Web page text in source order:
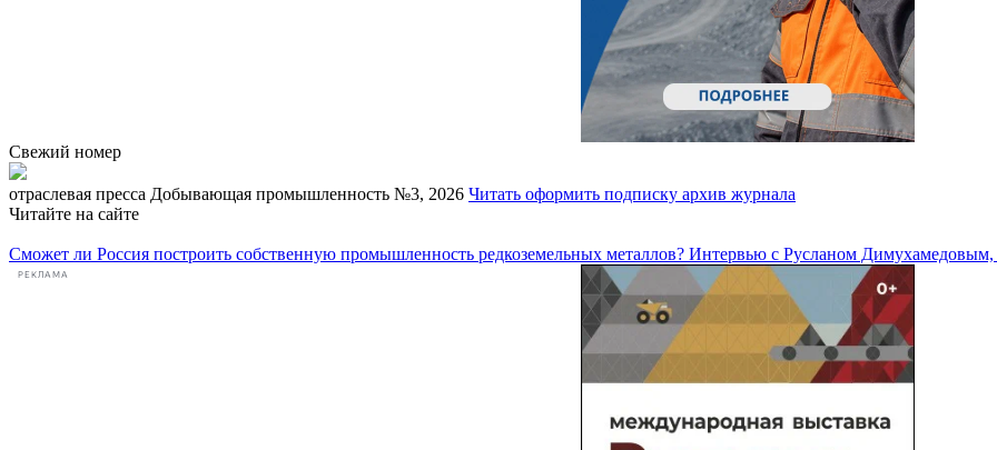
Свежий номер
отраcлевая пресса Добывающая промышленность №3, 2026 Читать оформить подписку архив журнала
Читайте на сайте
Сможет ли Россия построить собственную промышленность редкоземельных металлов? Интервью с Русланом
РЕКЛАМА